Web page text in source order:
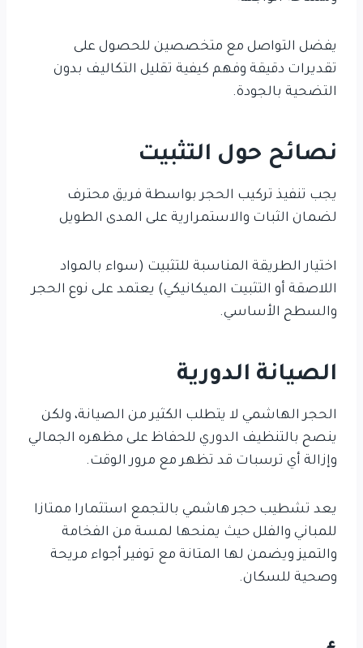
يفضل التواصل مع متخصصين للحصول على
تقديرات دقيقة وفهم كيفية تقليل التكاليف بدون
التضحية بالجودة.
نصائح حول التثبيت
يجب تنفيذ تركيب الحجر بواسطة فريق محترف
لضمان الثبات والاستمرارية على المدى الطويل
اختيار الطريقة المناسبة للتثبيت (سواء بالمواد
اللاصقة أو التثبيت الميكانيكي) يعتمد على نوع الحجر
والسطح الأساسي.
الصيانة الدورية
الحجر الهاشمي لا يتطلب الكثير من الصيانة، ولكن
ينصح بالتنظيف الدوري للحفاظ على مظهره الجمالي
وإزالة أي ترسبات قد تظهر مع مرور الوقت.
يعد تشطيب حجر هاشمي بالتجمع استثمارا ممتازا
للمباني والفلل حيث يمنحها لمسة من الفخامة
والتميز ويضمن لها المتانة مع توفير أجواء مريحة
وصحية للسكان.